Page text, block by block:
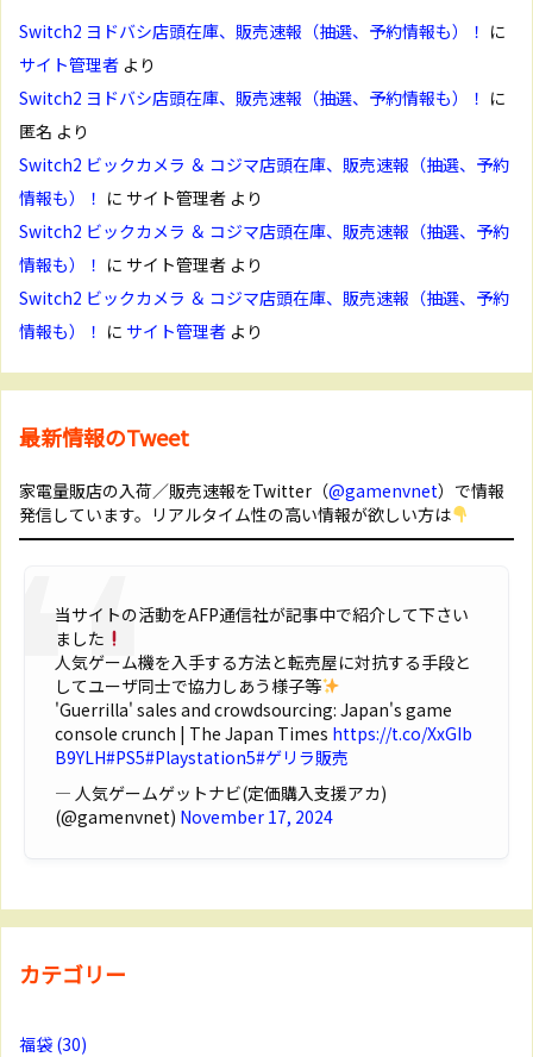
Switch2 ヨドバシ店頭在庫、販売速報（抽選、予約情報も）！ に
サイト管理者 より
Switch2 ヨドバシ店頭在庫、販売速報（抽選、予約情報も）！ に
匿名 より
Switch2 ビックカメラ ＆ コジマ店頭在庫、販売速報（抽選、予約
情報も）！ に サイト管理者 より
Switch2 ビックカメラ ＆ コジマ店頭在庫、販売速報（抽選、予約
情報も）！ に サイト管理者 より
Switch2 ビックカメラ ＆ コジマ店頭在庫、販売速報（抽選、予約
情報も）！ に サイト管理者 より
最新情報のTweet
家電量販店の入荷／販売速報をTwitter（@gamenvnet）で情報
発信しています。リアルタイム性の高い情報が欲しい方は
当サイトの活動をAFP通信社が記事中で紹介して下さい
ました
人気ゲーム機を入手する方法と転売屋に対抗する手段と
してユーザ同士で協力しあう様子等
'Guerrilla' sales and crowdsourcing: Japan's game
console crunch | The Japan Times https://t.co/XxGIb
B9YLH#PS5#Playstation5#ゲリラ販売
— 人気ゲームゲットナビ(定価購入支援アカ)
(@gamenvnet) November 17, 2024
カテゴリー
福袋 (30)